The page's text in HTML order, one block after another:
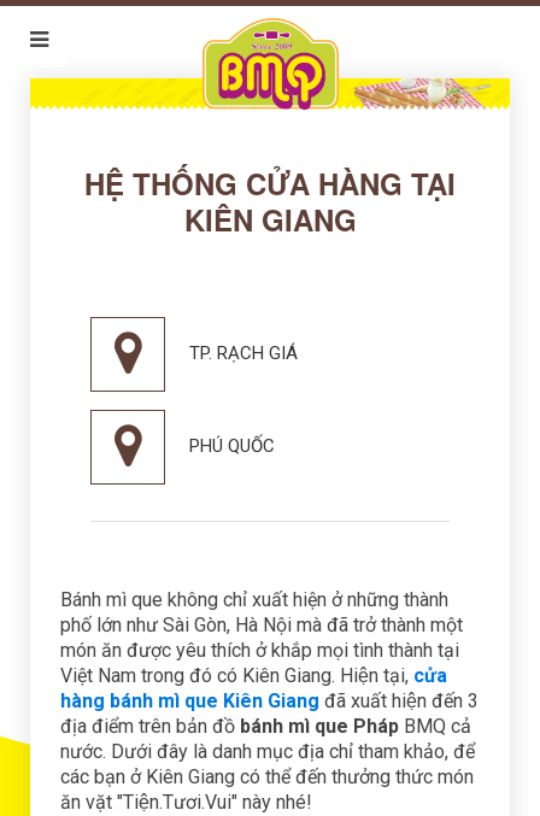
HỆ THỐNG CỬA HÀNG TẠI
KIÊN GIANG
TP. RẠCH GIÁ
PHÚ QUỐC
Bánh mì que không chỉ xuất hiện ở những thành
phố lớn như Sài Gòn, Hà Nội mà đã trở thành một
món ăn được yêu thích ở khắp mọi tình thành tại
Việt Nam trong đó có Kiên Giang. Hiện tại, cửa
hàng bánh mì que Kiên Giang đã xuất hiện đến 3
địa điểm trên bản đồ bánh mì que Pháp BMQ cả
nước. Dưới đây là danh mục địa chỉ tham khảo, để
các bạn ở Kiên Giang có thể đến thưởng thức món
ăn vặt "Tiện.Tươi.Vui" này nhé!